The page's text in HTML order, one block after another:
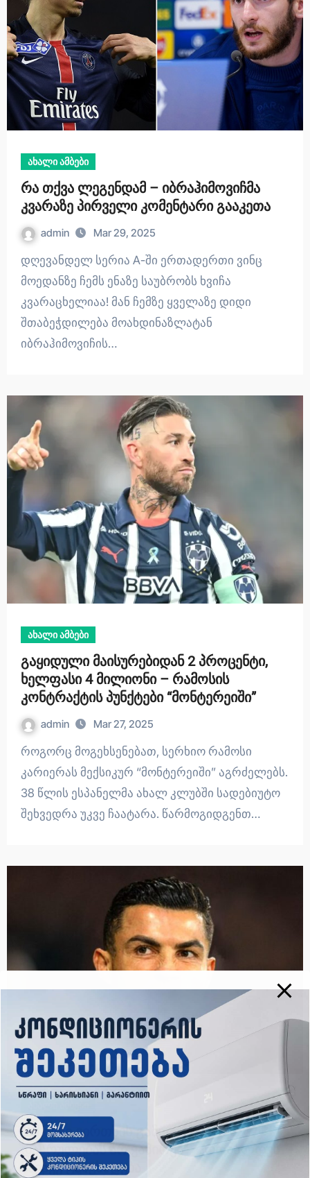
ახალი ამბები
რა თქვა ლეგენდამ – იბრაჰიმოვიჩმა
კვარაზე პირველი კომენტარი გააკეთა
admin Mar 29, 2025
დღევანდელ სერია A-ში ერთადერთი ვინც
მოედანზე ჩემს ენაზე საუბრობს ხვიჩა
კვარაცხელიაა! მან ჩემზე ყველაზე დიდი
შთაბეჭდილება მოახდინაზლატან
იბრაჰიმოვიჩის…
ახალი ამბები
გაყიდული მაისურებიდან 2 პროცენტი,
ხელფასი 4 მილიონი – რამოსის
კონტრაქტის პუნქტები “მონტერეიში”
admin Mar 27, 2025
როგორც მოგეხსენებათ, სერხიო რამოსი
კარიერას მექსიკურ “მონტერეიში” აგრძელებს.
38 წლის ესპანელმა ახალ კლუბში სადებიუტო
შეხვედრა უკვე ჩაატარა. წარმოგიდგენთ…
“ამ ორი ვირთხის გამო კარიერის
დასრულებას არ ვაპირებ” – რონალდუს
მწვავე განცხადება